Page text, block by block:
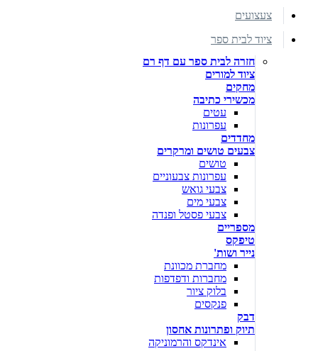
צעצועים
ציוד לבית ספר
חזרה לבית ספר עם דף רם
ציוד למורים
מחקים
מכשירי כתיבה
עטים
עפרונות
מחדדים
צבעים טושים ומרקרים
טושים
עפרונות צבעוניים
צבעי גואש
צבעי מים
צבעי פסטל ופנדה
מספריים
טיפקס
נייר ושות'
מחברת מכוונת
מחברות ודפדפות
בלוק ציור
פנקסים
דבק
תיוק ופתרונות אחסון
אינדקס והרמוניקה